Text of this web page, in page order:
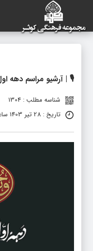
🎙 | آرشیو مراسم
شناسه مطلب : 1304
تاریخ : 28 تیر 1403 ساعت 10:40